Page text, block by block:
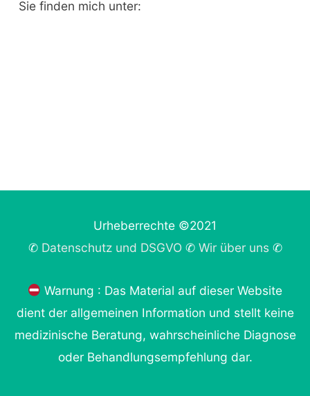
Sie finden mich unter:
Urheberrechte ©2021
✆ Datenschutz und DSGVO ✆ Wir über uns✆
Warnung : Das Material auf dieser Website
dient der allgemeinen Information und stellt keine
medizinische Beratung, wahrscheinliche Diagnose
oder Behandlungsempfehlung dar.